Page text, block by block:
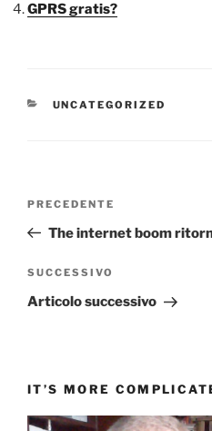
GPRS gratis?
CATEGORIE
UNCATEGORIZED
Articolo
precedente:
PRECEDENTE
The internet boom
Articolo
successivo
SUCCESSIVO
Articolo successivo
IT’S MORE